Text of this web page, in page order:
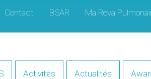
Contact BSAR Ma Reva
Activités Actualités